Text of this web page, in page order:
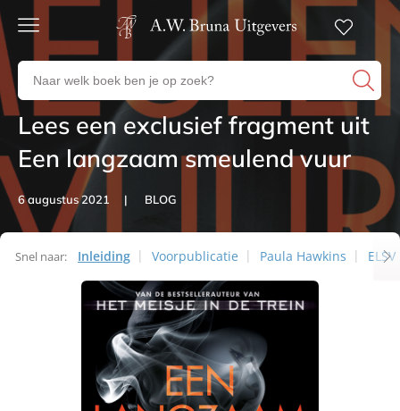
Gratis
verzending
Voor
23:00
besteld,
volgende
werkdag
in huis
Veilig
betalen
Gratis
Zoeken
naar
boeken,
auteurs
en
uitgevers
Artikelen
Lees een exclusief fragment uit
Een langzaam smeulend vuur
6 augustus 2021 BLOG
Snel naar: Inleiding Voorpublicatie Paula Hawkins
ELSV
Artikelen